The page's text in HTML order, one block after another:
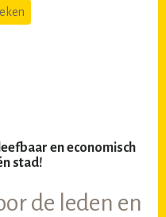
en economisch
stad!
de leden en